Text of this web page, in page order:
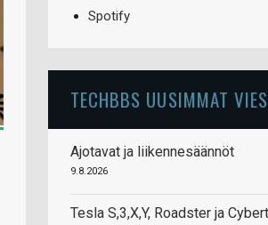
Spotify
TECHBBS UUSIMMAT
Ajotavat ja liikennesäännöt
9.8.2026
Tesla S,3,X,Y, Roadster ja